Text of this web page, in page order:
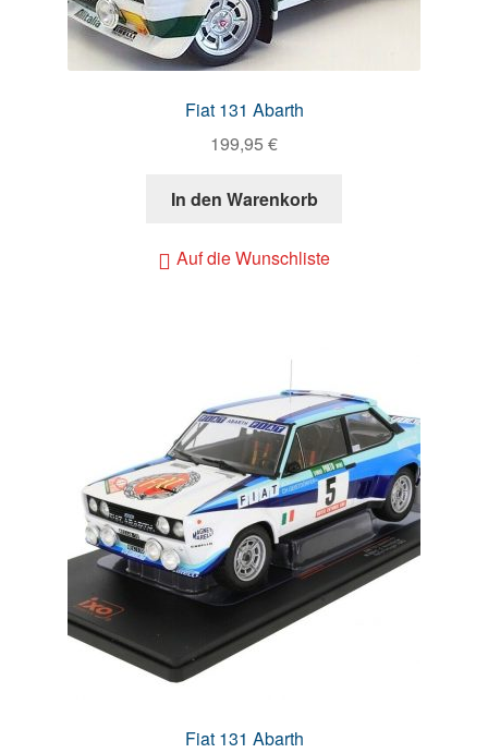
Fiat 131 Abarth
199,95 €
In den Warenkorb
Auf die Wunschliste
Fiat 131 Abarth